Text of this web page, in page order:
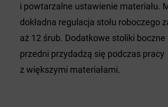
i powtarzalne ustawienie materiału.
dokładna regulacja stołu roboczego
aż 12 śrub. Dodatkowe stoliki boczne
przedni przydadzą się podczas pracy
z większymi materiałami.